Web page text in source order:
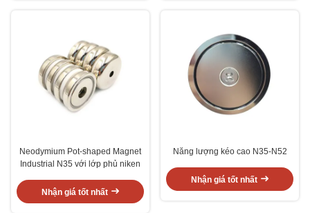
Neodymium Pot-shaped Magnet
Industrial N35 với lớp phủ niken
Nhận giá tốt nhất
Năng lượng kéo cao N35-N52
Nhận giá tốt nhất